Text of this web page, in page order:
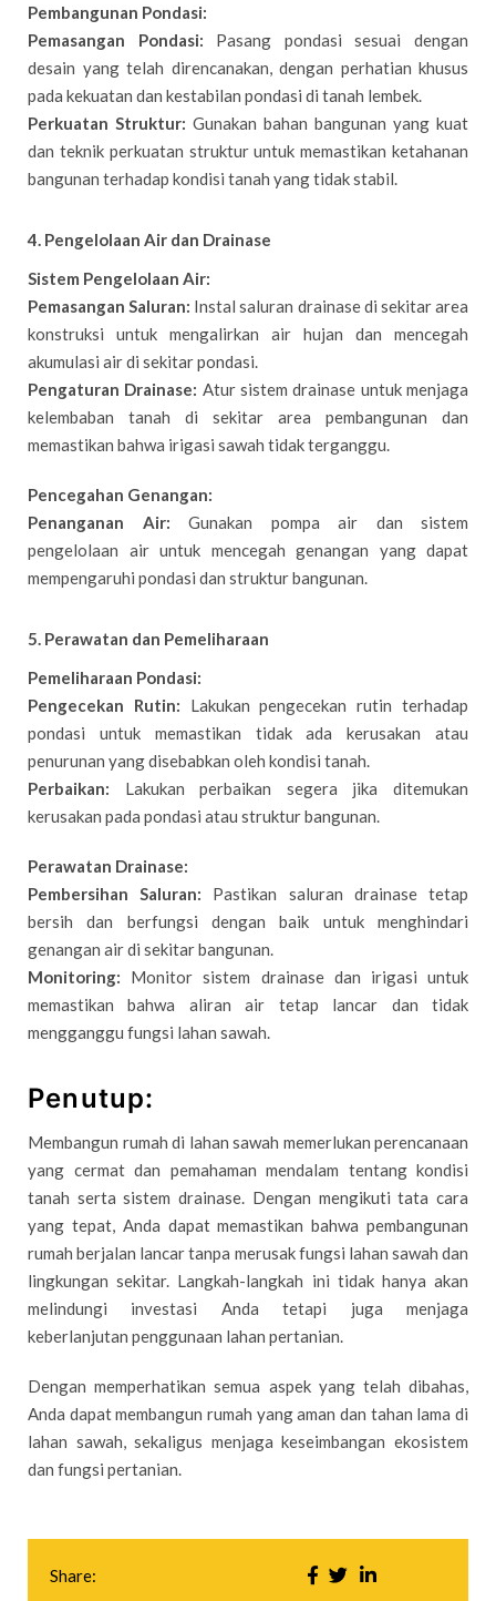
Pembangunan Pondasi:
Pemasangan Pondasi: Pasang pondasi sesuai dengan
desain yang telah direncanakan, dengan perhatian khusus
pada kekuatan dan kestabilan pondasi di tanah lembek.
Perkuatan Struktur: Gunakan bahan bangunan yang kuat
dan teknik perkuatan struktur untuk memastikan ketahanan
bangunan terhadap kondisi tanah yang tidak stabil.
4. Pengelolaan Air dan Drainase
Sistem Pengelolaan Air:
Pemasangan Saluran: Instal saluran drainase di sekitar area
konstruksi untuk mengalirkan air hujan dan mencegah
akumulasi air di sekitar pondasi.
Pengaturan Drainase: Atur sistem drainase untuk menjaga
kelembaban tanah di sekitar area pembangunan dan
memastikan bahwa irigasi sawah tidak terganggu.
Pencegahan Genangan:
Penanganan Air: Gunakan pompa air dan sistem
pengelolaan air untuk mencegah genangan yang dapat
mempengaruhi pondasi dan struktur bangunan.
5. Perawatan dan Pemeliharaan
Pemeliharaan Pondasi:
Pengecekan Rutin: Lakukan pengecekan rutin terhadap
pondasi untuk memastikan tidak ada kerusakan atau
penurunan yang disebabkan oleh kondisi tanah.
Perbaikan: Lakukan perbaikan segera jika ditemukan
kerusakan pada pondasi atau struktur bangunan.
Perawatan Drainase:
Pembersihan Saluran: Pastikan saluran drainase tetap
bersih dan berfungsi dengan baik untuk menghindari
genangan air di sekitar bangunan.
Monitoring: Monitor sistem drainase dan irigasi untuk
memastikan bahwa aliran air tetap lancar dan tidak
mengganggu fungsi lahan sawah.
Penutup:
Membangun rumah di lahan sawah memerlukan perencanaan
yang cermat dan pemahaman mendalam tentang kondisi
tanah serta sistem drainase. Dengan mengikuti tata cara
yang tepat, Anda dapat memastikan bahwa pembangunan
rumah berjalan lancar tanpa merusak fungsi lahan sawah dan
lingkungan sekitar. Langkah-langkah ini tidak hanya akan
melindungi investasi Anda tetapi juga menjaga
keberlanjutan penggunaan lahan pertanian.
Dengan memperhatikan semua aspek yang telah dibahas,
Anda dapat membangun rumah yang aman dan tahan lama di
lahan sawah, sekaligus menjaga keseimbangan ekosistem
dan fungsi pertanian.
Share: